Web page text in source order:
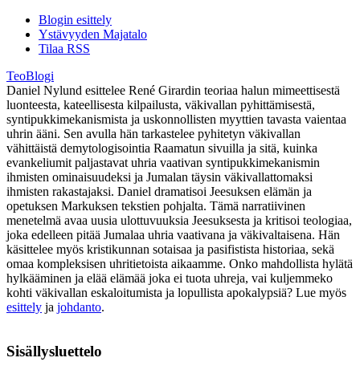
Blogin esittely
Ystävyyden Majatalo
Tilaa RSS
TeoBlogi
Daniel Nylund esittelee René Girardin teoriaa halun mimeettisestä
luonteesta, kateellisesta kilpailusta, väkivallan pyhittämisestä,
syntipukkimekanismista ja uskonnollisten myyttien tavasta vaientaa
uhrin ääni. Sen avulla hän tarkastelee pyhitetyn väkivallan
vähittäistä demytologisointia Raamatun sivuilla ja sitä, kuinka
evankeliumit paljastavat uhria vaativan syntipukkimekanismin
ihmisten ominaisuudeksi ja Jumalan täysin väkivallattomaksi
ihmisten rakastajaksi. Daniel dramatisoi Jeesuksen elämän ja
opetuksen Markuksen tekstien pohjalta. Tämä narratiivinen
menetelmä avaa uusia ulottuvuuksia Jeesuksesta ja kritisoi teologiaa,
joka edelleen pitää Jumalaa uhria vaativana ja väkivaltaisena. Hän
käsittelee myös kristikunnan sotaisaa ja pasifistista historiaa, sekä
omaa kompleksisen uhritietoista aikaamme. Onko mahdollista hylätä
hylkääminen ja elää elämää joka ei tuota uhreja, vai kuljemmeko
kohti väkivallan eskaloitumista ja lopullista apokalypsiä? Lue myös
esittely ja johdanto.
Sisällysluettelo